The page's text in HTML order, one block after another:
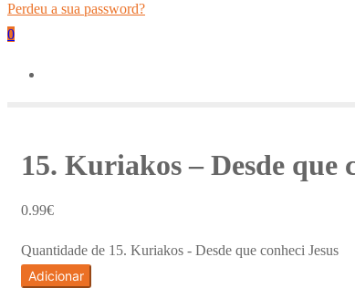
Perdeu a sua password?
0
15. Kuriakos – Desde que
0.99€
Quantidade de 15. Kuriakos - Desde que conheci Jesus
Adicionar